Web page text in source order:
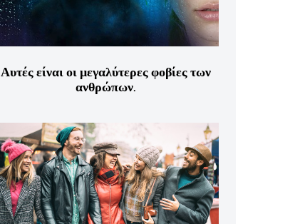
Αυτές είναι οι μεγαλύτερες φοβίες των
ανθρώπων.